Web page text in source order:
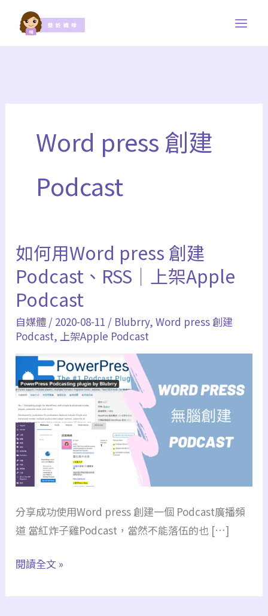
Word press 創建
Podcast
如何用Word press 創建
Podcast、RSS｜上架Apple
Podcast
自媒體 / 2020-08-11 / Blubrry,Word press 創建
Podcast, 上架Apple Podcast
分享成功使用Word press 創建一個 Podcast廣播頻
道 當紅炸子雞Podcast，當然不能落伍的也 […]
如
閱讀全文 »